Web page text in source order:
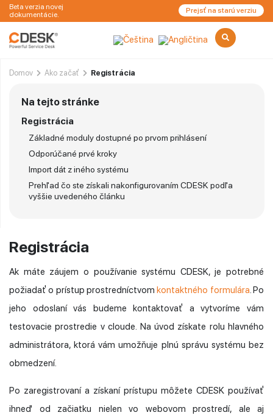
Beta verzia novej
dokumentácie.
Prejsť na starú verziu
Registrácia
Ak máte záujem o používanie systému CDESK, je potrebné
požiadať o prístup prostredníctvomkontaktného formulára. Po
jeho odoslaní vás budeme kontaktovať a vytvoríme vám
testovacie prostredie v cloude. Na úvod získate rolu hlavného
administrátora, ktorá vám umožňuje plnú správu systému bez
obmedzení.
Po zaregistrovaní a získaní prístupu môžete CDESK používať
ihneď od začiatku nielen vo webovom prostredí, ale aj
Domov Ako začať Registrácia
Na tejto stránke
Registrácia
Základné moduly dostupné po prvom prihlásení
Odporúčané prvé kroky
Import dát z iného systému
Prehľad čo ste získali nakonfigurovaním CDESK podľa
vyššie uvedeného článku